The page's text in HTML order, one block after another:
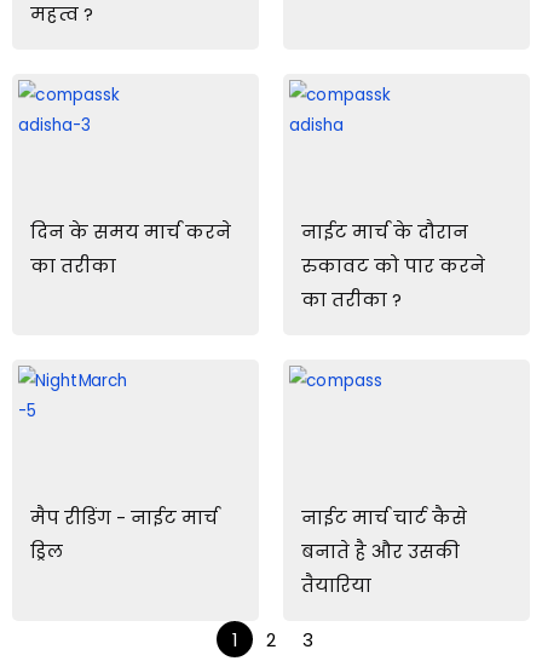
महत्व ?
दिन के समय मार्च करने
का तरीका
नाईट मार्च के दौरान
रुकावट को पार करने
का तरीका ?
मैप रीडिंग - नाईट मार्च
ड्रिल
नाईट मार्च चार्ट कैसे
बनाते है और उसकी
तैयारिया
1 2 3